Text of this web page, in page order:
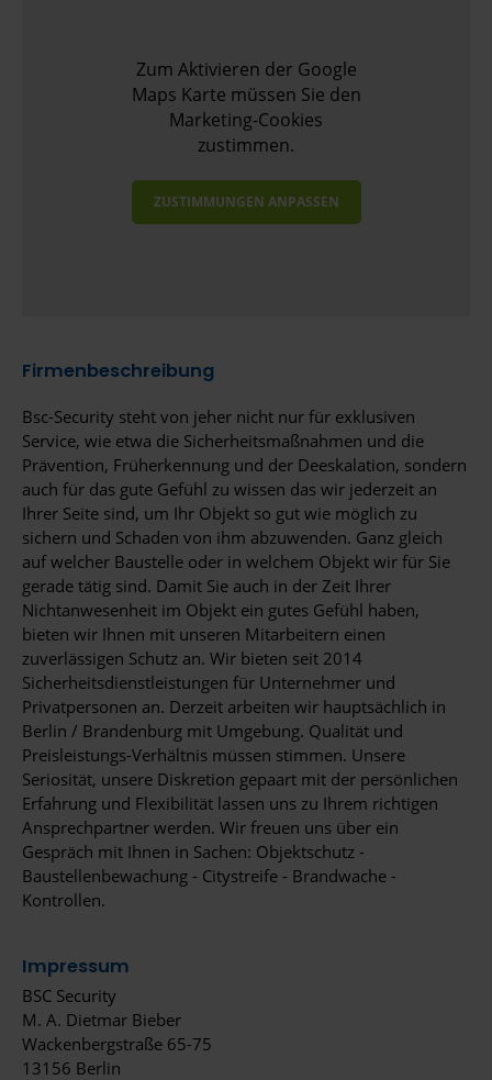
Zum Aktivieren der Google
Maps Karte müssen Sie den
Marketing-Cookies
zustimmen.
ZUSTIMMUNGEN ANPASSEN
Firmenbeschreibung
Bsc-Security steht von jeher nicht nur für exklusiven
Service, wie etwa die Sicherheitsmaßnahmen und die
Prävention, Früherkennung und der Deeskalation, sondern
auch für das gute Gefühl zu wissen das wir jederzeit an
Ihrer Seite sind, um Ihr Objekt so gut wie möglich zu
sichern und Schaden von ihm abzuwenden. Ganz gleich
auf welcher Baustelle oder in welchem Objekt wir für Sie
gerade tätig sind. Damit Sie auch in der Zeit Ihrer
Nichtanwesenheit im Objekt ein gutes Gefühl haben,
bieten wir Ihnen mit unseren Mitarbeitern einen
zuverlässigen Schutz an. Wir bieten seit 2014
Sicherheitsdienstleistungen für Unternehmer und
Privatpersonen an. Derzeit arbeiten wir hauptsächlich in
Berlin / Brandenburg mit Umgebung. Qualität und
Preisleistungs-Verhältnis müssen stimmen. Unsere
Seriosität, unsere Diskretion gepaart mit der persönlichen
Erfahrung und Flexibilität lassen uns zu Ihrem richtigen
Ansprechpartner werden. Wir freuen uns über ein
Gespräch mit Ihnen in Sachen: Objektschutz -
Baustellenbewachung - Citystreife - Brandwache -
Kontrollen.
Impressum
BSC Security
M. A. Dietmar Bieber
Wackenbergstraße 65-75
13156 Berlin